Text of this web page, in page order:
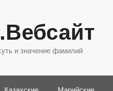
и значение фамилий